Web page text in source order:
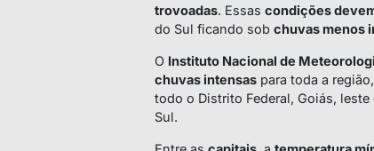
trovoadas. Essas condições
do Sul ficando sob chuvas menos
O Instituto Nacional de
chuvas intensas para toda a
todo o Distrito Federal, Goiás,
Sul.